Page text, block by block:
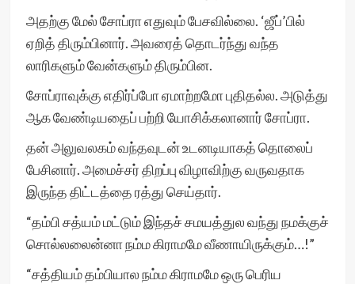
அதற்கு மேல் சோப்ரா எதுவும் பேசவில்லை. ‘ஜீப்’பில்
ஏறித் திரும்பினார். அவரைத் தொடர்ந்து வந்த
லாரிகளும் வேன்களும் திரும்பின.
சோப்ராவுக்கு எதிர்ப்போ ஏமாற்றமோ புதிதல்ல. அடுத்து
ஆக வேண்டியதைப் பற்றி யோசிக்கலானார் சோப்ரா.
தன் அலுவலகம் வந்தவுடன் உடனடியாகத் தொலைப்
பேசினார். அமைச்சர் திறப்பு விழாவிற்கு வருவதாக
இருந்த திட்டத்தை ரத்து செய்தார்.
“தம்பி சத்யம் மட்டும் இந்தச் சமயத்துல வந்து நமக்குச்
சொல்லலைன்னா நம்ம கிராமமே வீணாயிருக்கும்…!”
“சத்தியம் தம்பியால நம்ம கிராமமே ஒரு பெரிய